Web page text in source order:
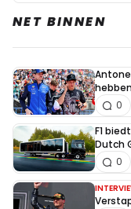
NET BINNEN
0
F1
Dutch
0